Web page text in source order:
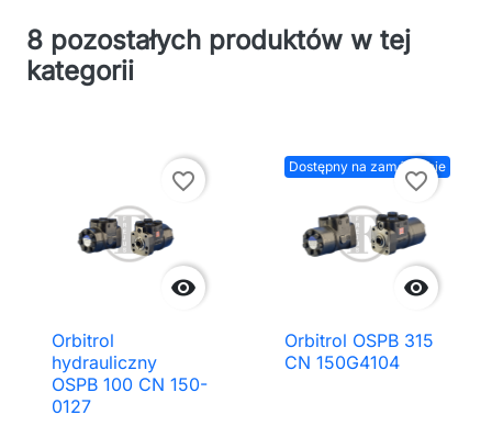
8 pozostałych produktów w tej
kategorii

favorite_border
Orbitrol
hydrauliczny
OSPB 100 CN 150-
0127
Dostępny na zamówienie

favorite_border
Orbitrol OSPB 315
CN 150G4104